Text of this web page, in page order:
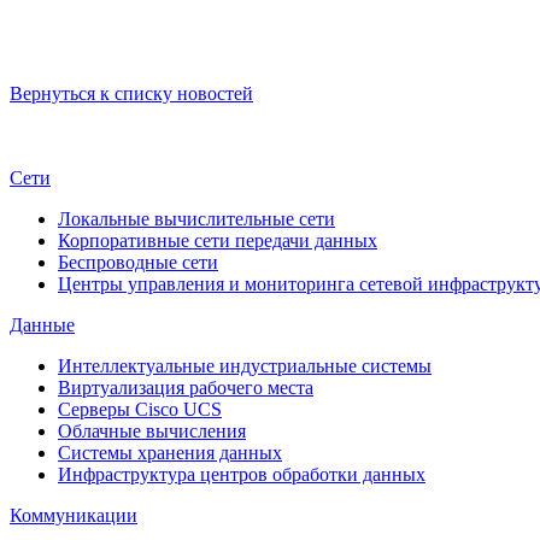
Вернуться к списку новостей
Сети
Локальные вычислительные сети
Корпоративные сети передачи данных
Беспроводные сети
Центры управления и мониторинга сетевой
Данные
Интеллектуальные индустриальные системы
Виртуализация рабочего места
Cерверы Cisco UCS
Облачные вычисления
Системы хранения данных
Инфраструктура центров обработки данных
Коммуникации